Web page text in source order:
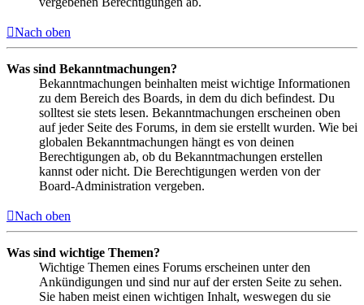
Nach oben
Was sind Bekanntmachungen?
Bekanntmachungen beinhalten meist wichtige Informationen
zu dem Bereich des Boards, in dem du dich befindest. Du
solltest sie stets lesen. Bekanntmachungen erscheinen oben
auf jeder Seite des Forums, in dem sie erstellt wurden. Wie bei
globalen Bekanntmachungen hängt es von deinen
Berechtigungen ab, ob du Bekanntmachungen erstellen
kannst oder nicht. Die Berechtigungen werden von der
Board-Administration vergeben.
Nach oben
Was sind wichtige Themen?
Wichtige Themen eines Forums erscheinen unter den
Ankündigungen und sind nur auf der ersten Seite zu sehen.
Sie haben meist einen wichtigen Inhalt, weswegen du sie